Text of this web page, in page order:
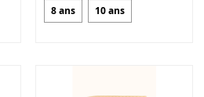
8 ans 10 ans